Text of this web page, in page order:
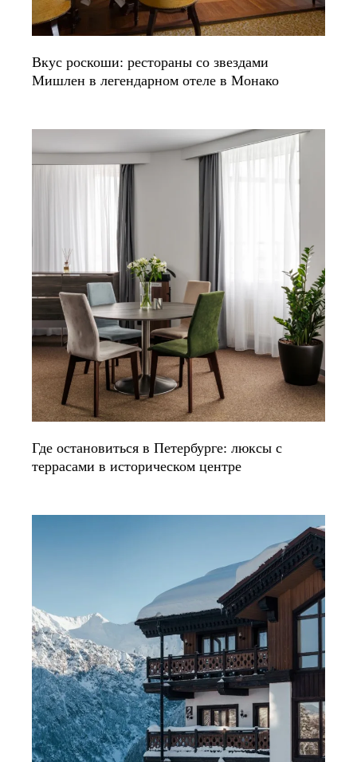
Вкус роскоши: рестораны со звездами
Мишлен в легендарном отеле в Монако
Где остановиться в Петербурге: люксы с
террасами в историческом центре